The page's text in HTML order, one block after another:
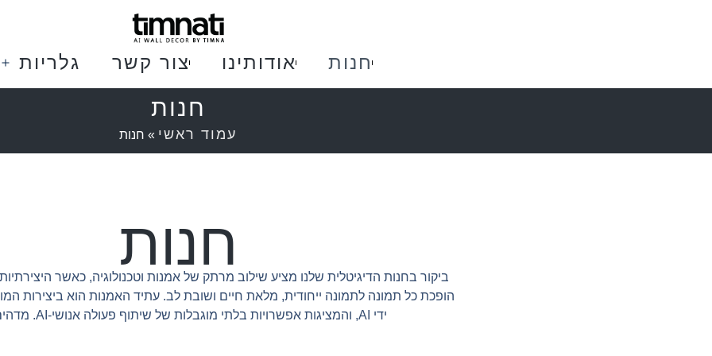
חנות אודותינו צור קשר גלריות
חנות
עמוד ראשי » חנות
חנות
הופכת כל תמונה לתמונה ייחודית, מלאת חיים ושובת לב. עתיד האמנות הוא ביצירות
ידי AI, והמציגות אפשרויות בלתי מוגבלות של שיתוף פעולה אנושי-AI. מדהים לא?